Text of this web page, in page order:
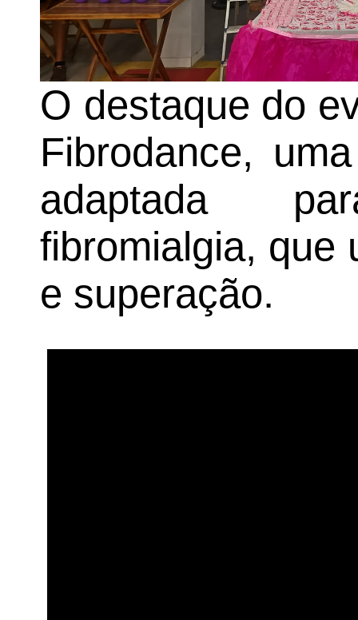
O destaque do
Fibrodance,
adaptada
fibromialgia, que
e superação.